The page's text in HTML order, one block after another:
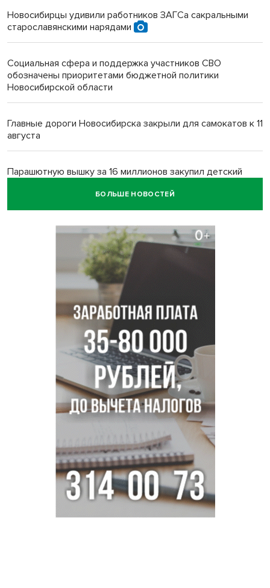
Новосибирцы удивили работников ЗАГСа сакральными
старославянскими нарядами
Социальная сфера и поддержка участников СВО
обозначены приоритетами бюджетной политики
Новосибирской области
Главные дороги Новосибирска закрыли для самокатов к 11
августа
Парашютную вышку за 16 миллионов закупил детский
БОЛЬШЕ НОВОСТЕЙ